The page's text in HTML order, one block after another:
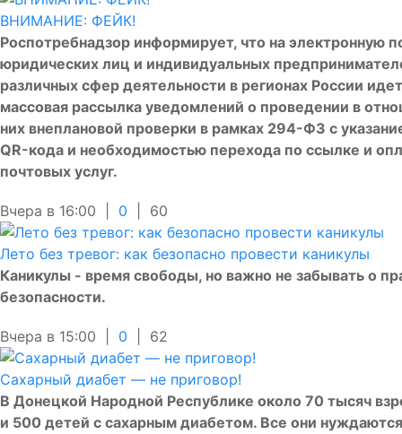
ВНИМАНИЕ: ФЕЙК!
Роспотребнадзор информирует, что на электронную
юридических лиц и индивидуальных
различных сфер деятельности в регионах России идет
массовая рассылка уведомлений о проведении в
них внеплановой проверки в рамках 294-ФЗ с
QR-кода и необходимостью перехода по ссылке и
почтовых услуг.
Вчера в 16:00 | 0 60
Лето без тревог: как безопасно провести каникулы
Каникулы - время свободы, но важно не забывать о
безопасности.
Вчера в 15:00 | 0 62
Сахарный диабет — не приговор!
В Донецкой Народной Республике около 70 тысяч
и 500 детей с сахарным диабетом. Все они